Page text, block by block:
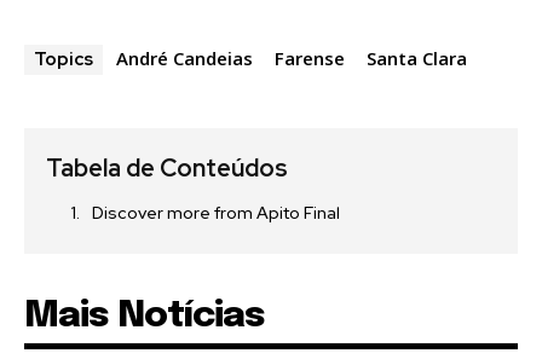
Topics André Candeias Farense Santa Clara
Tabela de Conteúdos
Discover more from Apito Final
Mais Notícias